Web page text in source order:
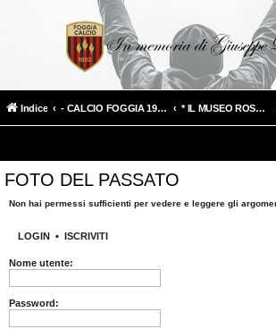
Indice - CALCIO FOGGIA 1920 - * IL MUSEO ROSSONERO *
FOTO DEL PASSATO
Non hai permessi sufficienti per vedere e leggere gli
LOGIN • ISCRIVITI
Nome utente:
Password: